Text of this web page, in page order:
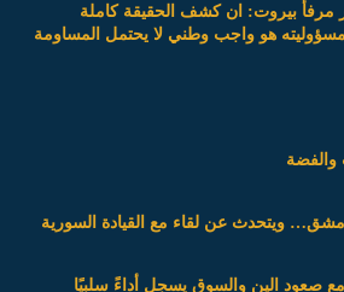
مرفأ بيروت: ان كشف الحقيقة كاملة
هو واجب وطني لا يحتمل المساومة
والفضة
ويتحدث عن لقاء مع القيادة السورية
صعود الين والسوق يسجل أداءً سلبيًا